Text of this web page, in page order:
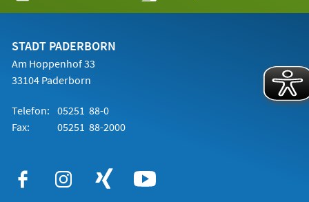
in
einem
STADT PADERBORN
Am Hoppenhof 33
33104 Paderborn
Telefon: 05251 88-0
Fax:
05251 88-2000